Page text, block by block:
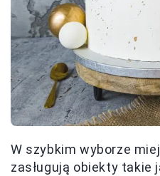
W szybkim wyborze
zasługują obiekty takie